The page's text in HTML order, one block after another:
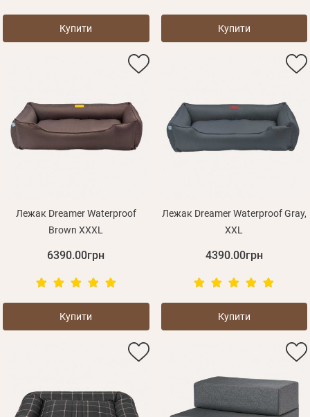
Купити Купити
Лежак Dreamer Waterproof
Brown XXXL
6390.00грн
Купити
Лежак Dreamer Waterproof Gray,
XXL
4390.00грн
Купити